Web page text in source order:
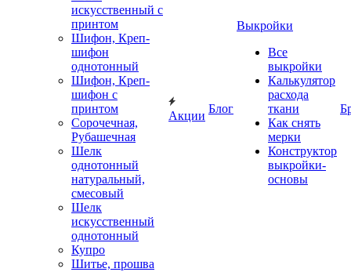
искусственный с
принтом
Шифон, Креп-
шифон
однотонный
Шифон, Креп-
шифон с
принтом
Сорочечная,
Рубашечная
Шелк
однотонный
натуральный,
смесовый
Шелк
искусственный
однотонный
Купро
Шитье, прошва
Акции
Блог
Выкройки
Все
выкройки
Калькулятор
расхода
ткани
Как снять
мерки
Конструктор
выкройки-
основы